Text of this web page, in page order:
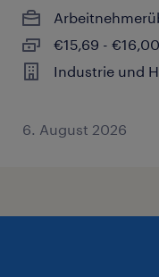
€15,69 -
Industrie und
6. August 2026